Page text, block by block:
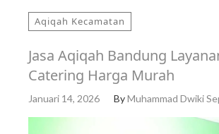
Aqiqah Kecamatan
Jasa Aqiqah Bandung
Catering Harga Murah
Januari 14, 2026 ByMuhammad Dwiki